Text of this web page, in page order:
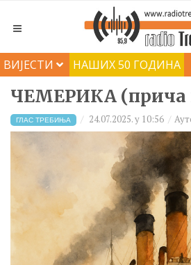
ВИЈЕСТИ НАШИХ 50 ГОДИНА
ЧЕМЕРИКА (прича
ГЛАС ТРЕБИЊА 24.07.2025. у 10:56